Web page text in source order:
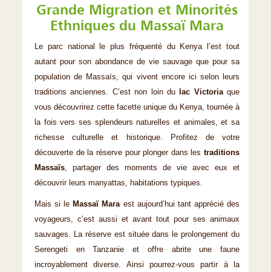
Grande Migration et Minorités
Ethniques du Massaï Mara
Le parc national le plus fréquenté du Kenya l’est tout
autant pour son abondance de vie sauvage que pour sa
population de Massaïs, qui vivent encore ici selon leurs
traditions anciennes. C’est non loin du
lac Victoriaque
vous découvrirez cette facette unique du Kenya, tournée à
la fois vers ses splendeurs naturelles et animales, et sa
richesse culturelle et historique. Profitez de votre
découverte de la réserve pour plonger dans les traditions
Massaïs , partager des moments de vie avec eux et
découvrir leurs manyattas, habitations typiques.
Mais si le Massaï Mara est aujourd’hui tant apprécié des
voyageurs, c’est aussi et avant tout pour ses animaux
sauvages. La réserve est située dans le prolongement du
Serengeti en Tanzanie et offre abrite une faune
incroyablement diverse. Ainsi pourrez-vous partir à la